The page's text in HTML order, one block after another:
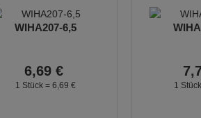
WIHA207-6,5
6,69 €
1 Stück = 6, 69 €
7,
1